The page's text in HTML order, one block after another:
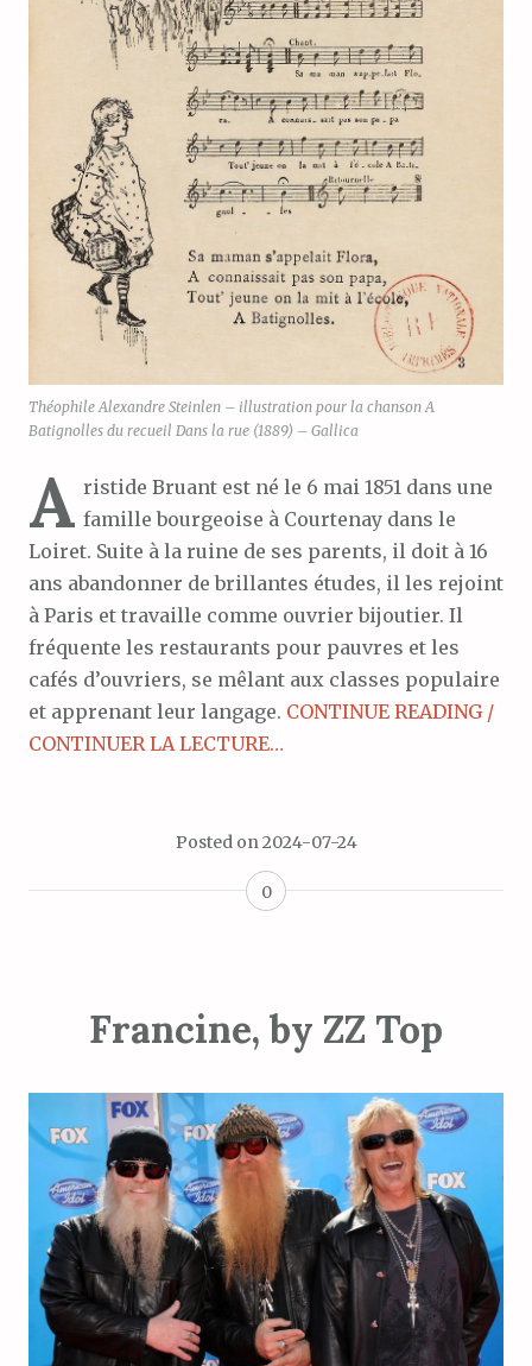
Théophile Alexandre Steinlen – illustration pour la chanson A
Batignolles du recueil Dans la rue (1889) – Gallica
A ristide Bruant est né le 6 mai 1851 dans une
famille bourgeoise à Courtenay dans le
Loiret. Suite à la ruine de ses parents, il doit à 16
ans abandonner de brillantes études, il les rejoint
à Paris et travaille comme ouvrier bijoutier. Il
fréquente les restaurants pour pauvres et les
cafés d’ouvriers, se mêlant aux classes populaire
et apprenant leur langage. CONTINUE READING /
CONTINUER LA LECTURE…
Posted on2024-07-24
0
Francine, by ZZ Top